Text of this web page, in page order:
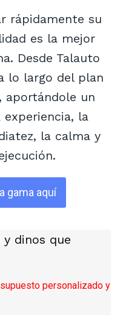
rápidamente su
es la mejor
Desde Talauto
lo largo del plan
aportándole un
la
la calma y
gama aquí
dinos que
personalizado y